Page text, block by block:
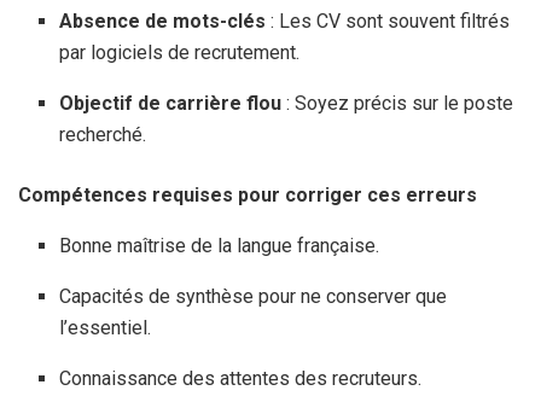
Absence de mots-clés : Les CV sont souvent filtrés
par logiciels de recrutement.
Objectif de carrière flou : Soyez précis sur le poste
recherché.
Compétences requises pour corriger ces erreurs
Bonne maîtrise de la langue française.
Capacités de synthèse pour ne conserver que
l’essentiel.
Connaissance des attentes des recruteurs.